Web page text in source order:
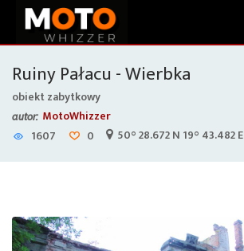
Ruiny Pałacu - Wierbka
obiekt zabytkowy
autor: MotoWhizzer
1607
0 50° 28.672 N 19° 43.482 E